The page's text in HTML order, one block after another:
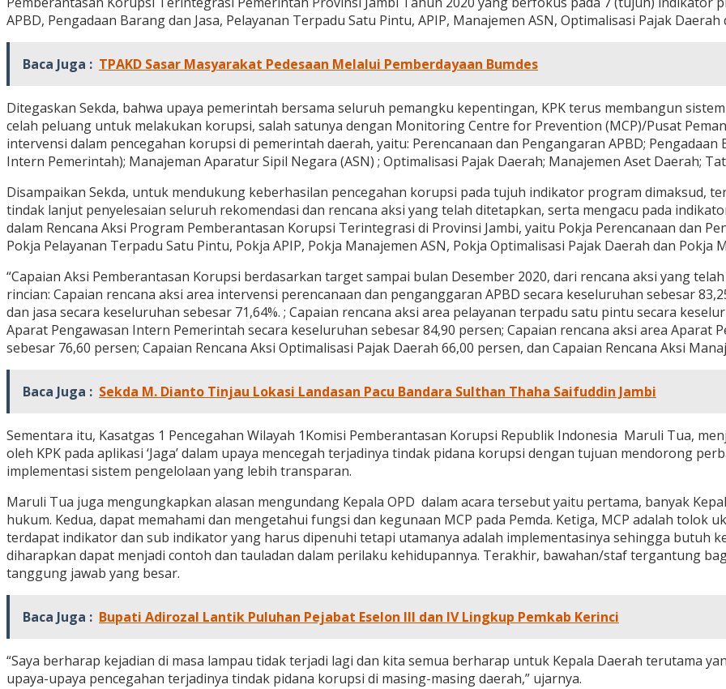
APBD, Pengadaan Barang dan Jasa, Pelayanan Terpadu Satu Pintu, APIP, Manajemen ASN, Optimalisasi Pajak
Baca Juga : TPAKD Sasar Masyarakat Pedesaan Melalui Pemberdayaan Bumdes
Ditegaskan Sekda, bahwa upaya pemerintah bersama seluruh pemangku kepentingan, KPK terus membangun
celah peluang untuk melakukan korupsi, salah satunya dengan Monitoring Centre for Prevention (MCP)/Pusat
intervensi dalam pencegahan korupsi di pemerintah daerah, yaitu: Perencanaan dan Pengangaran APBD; Pengadaan
Intern Pemerintah); Manajeman Aparatur Sipil Negara (ASN) ; Optimalisasi Pajak Daerah; Manajemen Aset Daerah;
Disampaikan Sekda, untuk mendukung keberhasilan pencegahan korupsi pada tujuh indikator program dimaksud,
tindak lanjut penyelesaian seluruh rekomendasi dan rencana aksi yang telah ditetapkan, serta mengacu pada
dalam Rencana Aksi Program Pemberantasan Korupsi Terintegrasi di Provinsi Jambi, yaitu Pokja Perencanaan dan
Pokja Pelayanan Terpadu Satu Pintu, Pokja APIP, Pokja Manajemen ASN, Pokja Optimalisasi Pajak Daerah dan Pokja
“Capaian Aksi Pemberantasan Korupsi berdasarkan target sampai bulan Desember 2020, dari rencana aksi yang
rincian: Capaian rencana aksi area intervensi perencanaan dan penganggaran APBD secara keseluruhan sebesar
dan jasa secara keseluruhan sebesar 71,64%. ; Capaian rencana aksi area pelayanan terpadu satu pintu secara
Aparat Pengawasan Intern Pemerintah secara keseluruhan sebesar 84,90 persen; Capaian rencana aksi area Aparat
sebesar 76,60 persen; Capaian Rencana Aksi Optimalisasi Pajak Daerah 66,00 persen, dan Capaian Rencana Aksi
Baca Juga : Sekda M. Dianto Tinjau Lokasi Landasan Pacu Bandara Sulthan Thaha Saifuddin Jambi
Sementara itu, Kasatgas 1 Pencegahan Wilayah 1Komisi Pemberantasan Korupsi Republik Indonesia Maruli Tua,
oleh KPK pada aplikasi ‘Jaga’ dalam upaya mencegah terjadinya tindak pidana korupsi dengan tujuan mendorong
implementasi sistem pengelolaan yang lebih transparan.
Maruli Tua juga mengungkapkan alasan mengundang Kepala OPD dalam acara tersebut yaitu pertama, banyak
hukum. Kedua, dapat memahami dan mengetahui fungsi dan kegunaan MCP pada Pemda. Ketiga, MCP adalah tolok
terdapat indikator dan sub indikator yang harus dipenuhi tetapi utamanya adalah implementasinya sehingga butuh
diharapkan dapat menjadi contoh dan tauladan dalam perilaku kehidupannya. Terakhir, bawahan/staf tergantung
tanggung jawab yang besar.
Baca Juga : Bupati Adirozal Lantik Puluhan Pejabat Eselon III dan IV Lingkup Pemkab Kerinci
“Saya berharap kejadian di masa lampau tidak terjadi lagi dan kita semua berharap untuk Kepala Daerah terutama
upaya-upaya pencegahan terjadinya tindak pidana korupsi di masing-masing daerah,” ujarnya.